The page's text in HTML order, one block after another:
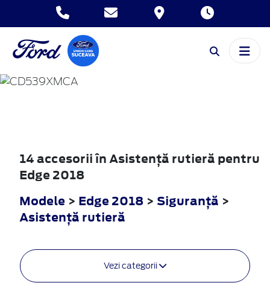
EDGE
14 accesorii în Asistenţă rutieră pentru
Edge 2018
Modele > Edge 2018 > Siguranţă >
Asistenţă rutieră
Vezi categorii